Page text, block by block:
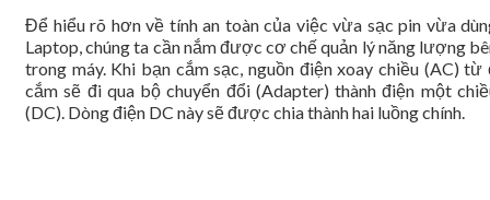
Để hiểu rõ hơn về tính an toàn của việc vừa sạc pin vừa
Laptop, chúng ta cần nắm được cơ chế quản lý năng lượng
trong máy. Khi bạn cắm sạc, nguồn điện xoay chiều (AC) từ
cắm sẽ đi qua bộ chuyển đổi (Adapter) thành điện một
(DC). Dòng điện DC này sẽ được chia thành hai luồng chính.